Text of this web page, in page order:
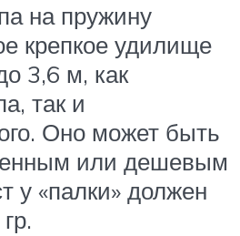
на пружину
крепкое удилище
3,6 м, как
так и
Оно может быть
или дешевым
у «палки» должен